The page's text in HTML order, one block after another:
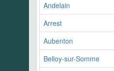
Andelain
Arrest
Aubenton
Belloy-sur-Somme